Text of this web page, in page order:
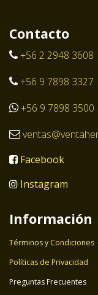
Contacto
+56 2 2948 3608
+56 9 7898 3327
+56 9 7898 3500
Facebook
Instagram
Información
Términos y Condiciones
Políticas de Privacidad
Preguntas Frecuentes